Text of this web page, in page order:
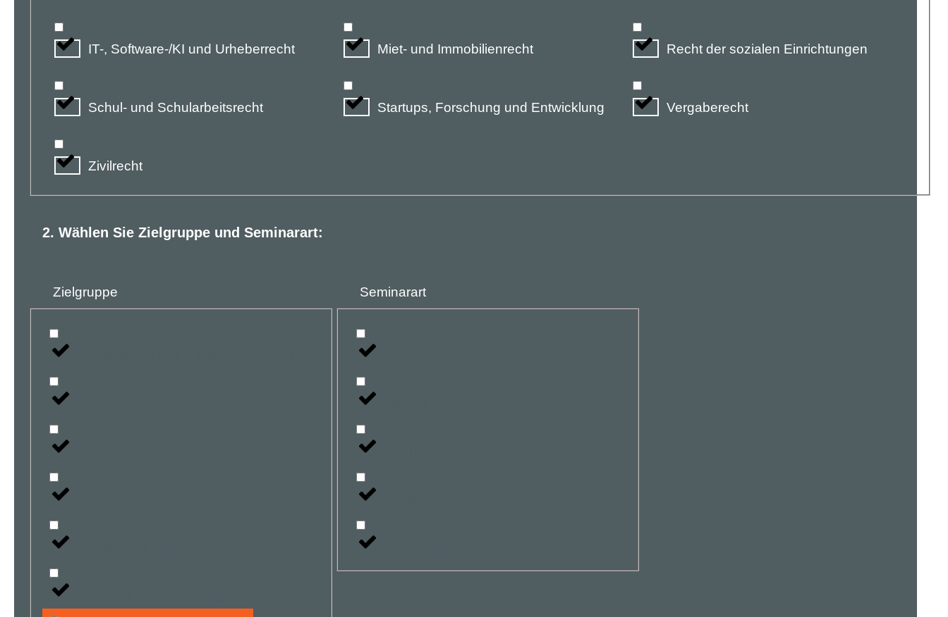
IT-, Software-/KI und Urheberrecht Miet- und Immobilienrecht Recht der sozialen Einrichtungen
Schul- und Schularbeitsrecht Startups, Forschung und Entwicklung Vergaberecht
Zivilrecht
2. Wählen Sie Zielgruppe und Seminarart:
Zielgruppe Seminarart